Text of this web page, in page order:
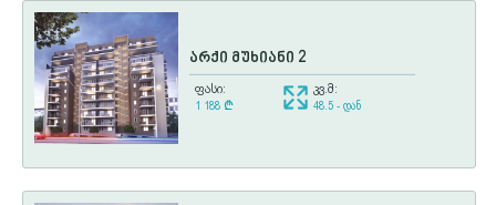
არქი მუხიანი 2
ფასი:
1 188 ¢
კვ.მ:
48.5 - დან